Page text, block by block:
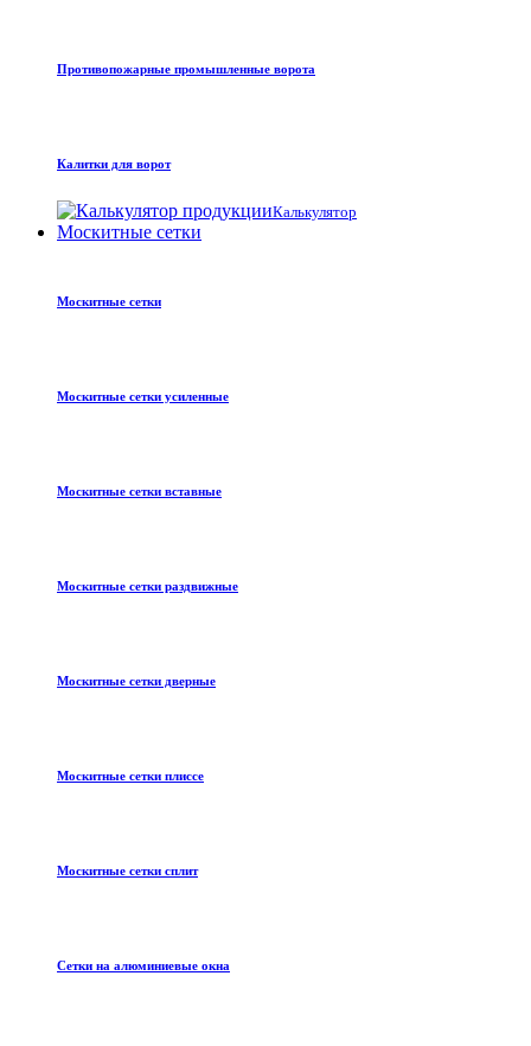
Противопожарные промышленные ворота
Калитки для ворот
Калькулятор
Москитные сетки
Москитные сетки
Москитные сетки усиленные
Москитные сетки вставные
Москитные сетки раздвижные
Москитные сетки дверные
Москитные сетки плиссе
Москитные сетки сплит
Сетки на алюминиевые окна